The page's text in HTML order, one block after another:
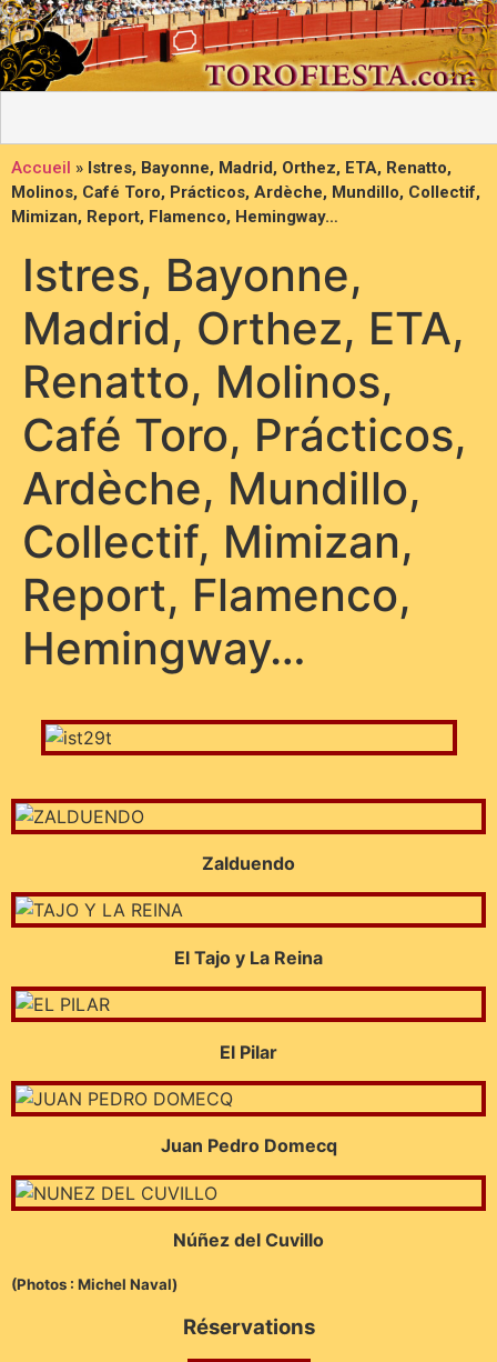
Accueil » Istres, Bayonne, Madrid, Orthez, ETA, Renatto,
Molinos, Café Toro, Prácticos, Ardèche, Mundillo, Collectif,
Mimizan, Report, Flamenco, Hemingway…
Istres, Bayonne,
Madrid, Orthez, ETA,
Renatto, Molinos,
Café Toro, Prácticos,
Ardèche, Mundillo,
Collectif, Mimizan,
Report, Flamenco,
Hemingway…
Zalduendo
El Tajo y La Reina
El Pilar
Juan Pedro Domecq
Núñez del Cuvillo
(Photos : Michel Naval)
Réservations